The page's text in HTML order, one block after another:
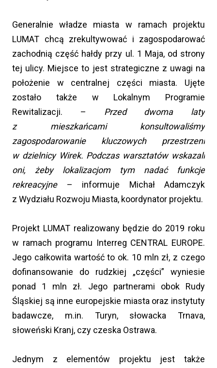
Generalnie władze miasta w ramach projektu
LUMAT chcą zrekultywować i zagospodarować
zachodnią część hałdy przy ul. 1 Maja, od strony
tej ulicy. Miejsce to jest strategiczne z uwagi na
położenie w centralnej części miasta. Ujęte
zostało także w Lokalnym Programie
Rewitalizacji. – Przed dwoma laty
z mieszkańcami konsultowaliśmy
zagospodarowanie kluczowych przestrzeni
w dzielnicy Wirek. Podczas warsztatów wskazali
oni, żeby lokalizacjom tym nadać funkcje
rekreacyjne– informuje Michał Adamczyk
z Wydziału Rozwoju Miasta, koordynator projektu.
Projekt LUMAT realizowany będzie do 2019 roku
w ramach programu Interreg CENTRAL EUROPE.
Jego całkowita wartość to ok. 10 mln zł, z czego
dofinansowanie do rudzkiej „części” wyniesie
ponad 1 mln zł. Jego partnerami obok Rudy
Śląskiej są inne europejskie miasta oraz instytuty
badawcze, m.in. Turyn, słowacka Trnava,
słoweński Kranj, czy czeska Ostrawa.
Jednym z elementów projektu jest także